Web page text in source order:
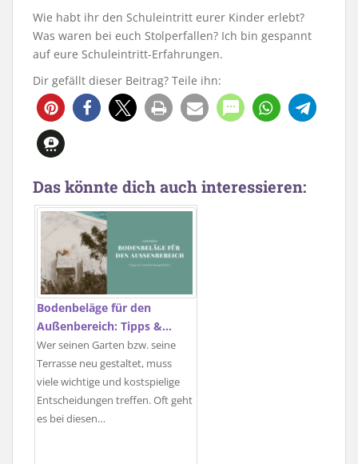
Wie habt ihr den Schuleintritt eurer Kinder erlebt?
Was waren bei euch Stolperfallen? Ich bin gespannt
auf eure Schuleintritt-Erfahrungen.
Dir gefällt dieser Beitrag? Teile ihn:
479 39
Das könnte dich auch interessieren:
Bodenbeläge für den
Außenbereich: Tipps &…
Wer seinen Garten bzw. seine
Terrasse neu gestaltet, muss
viele wichtige und kostspielige
Entscheidungen treffen. Oft geht
es bei diesen…